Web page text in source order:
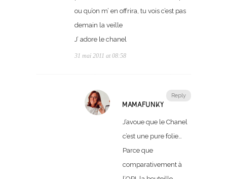
ou qu’on m’ en offrira, tu vois c’est pas
demain la veille
J’ adore le chanel
31 mai 2011 at 08:58
Reply
MAMAFUNKY
J’avoue que le Chanel
c’est une pure folie…
Parce que
comparativement à